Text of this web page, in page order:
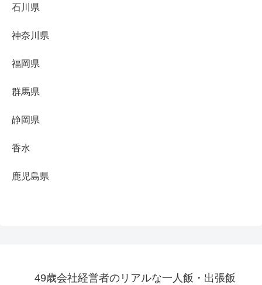
石川県
神奈川県
福岡県
群馬県
静岡県
香水
鹿児島県
49歳会社経営者のリアルな一人飯・出張飯